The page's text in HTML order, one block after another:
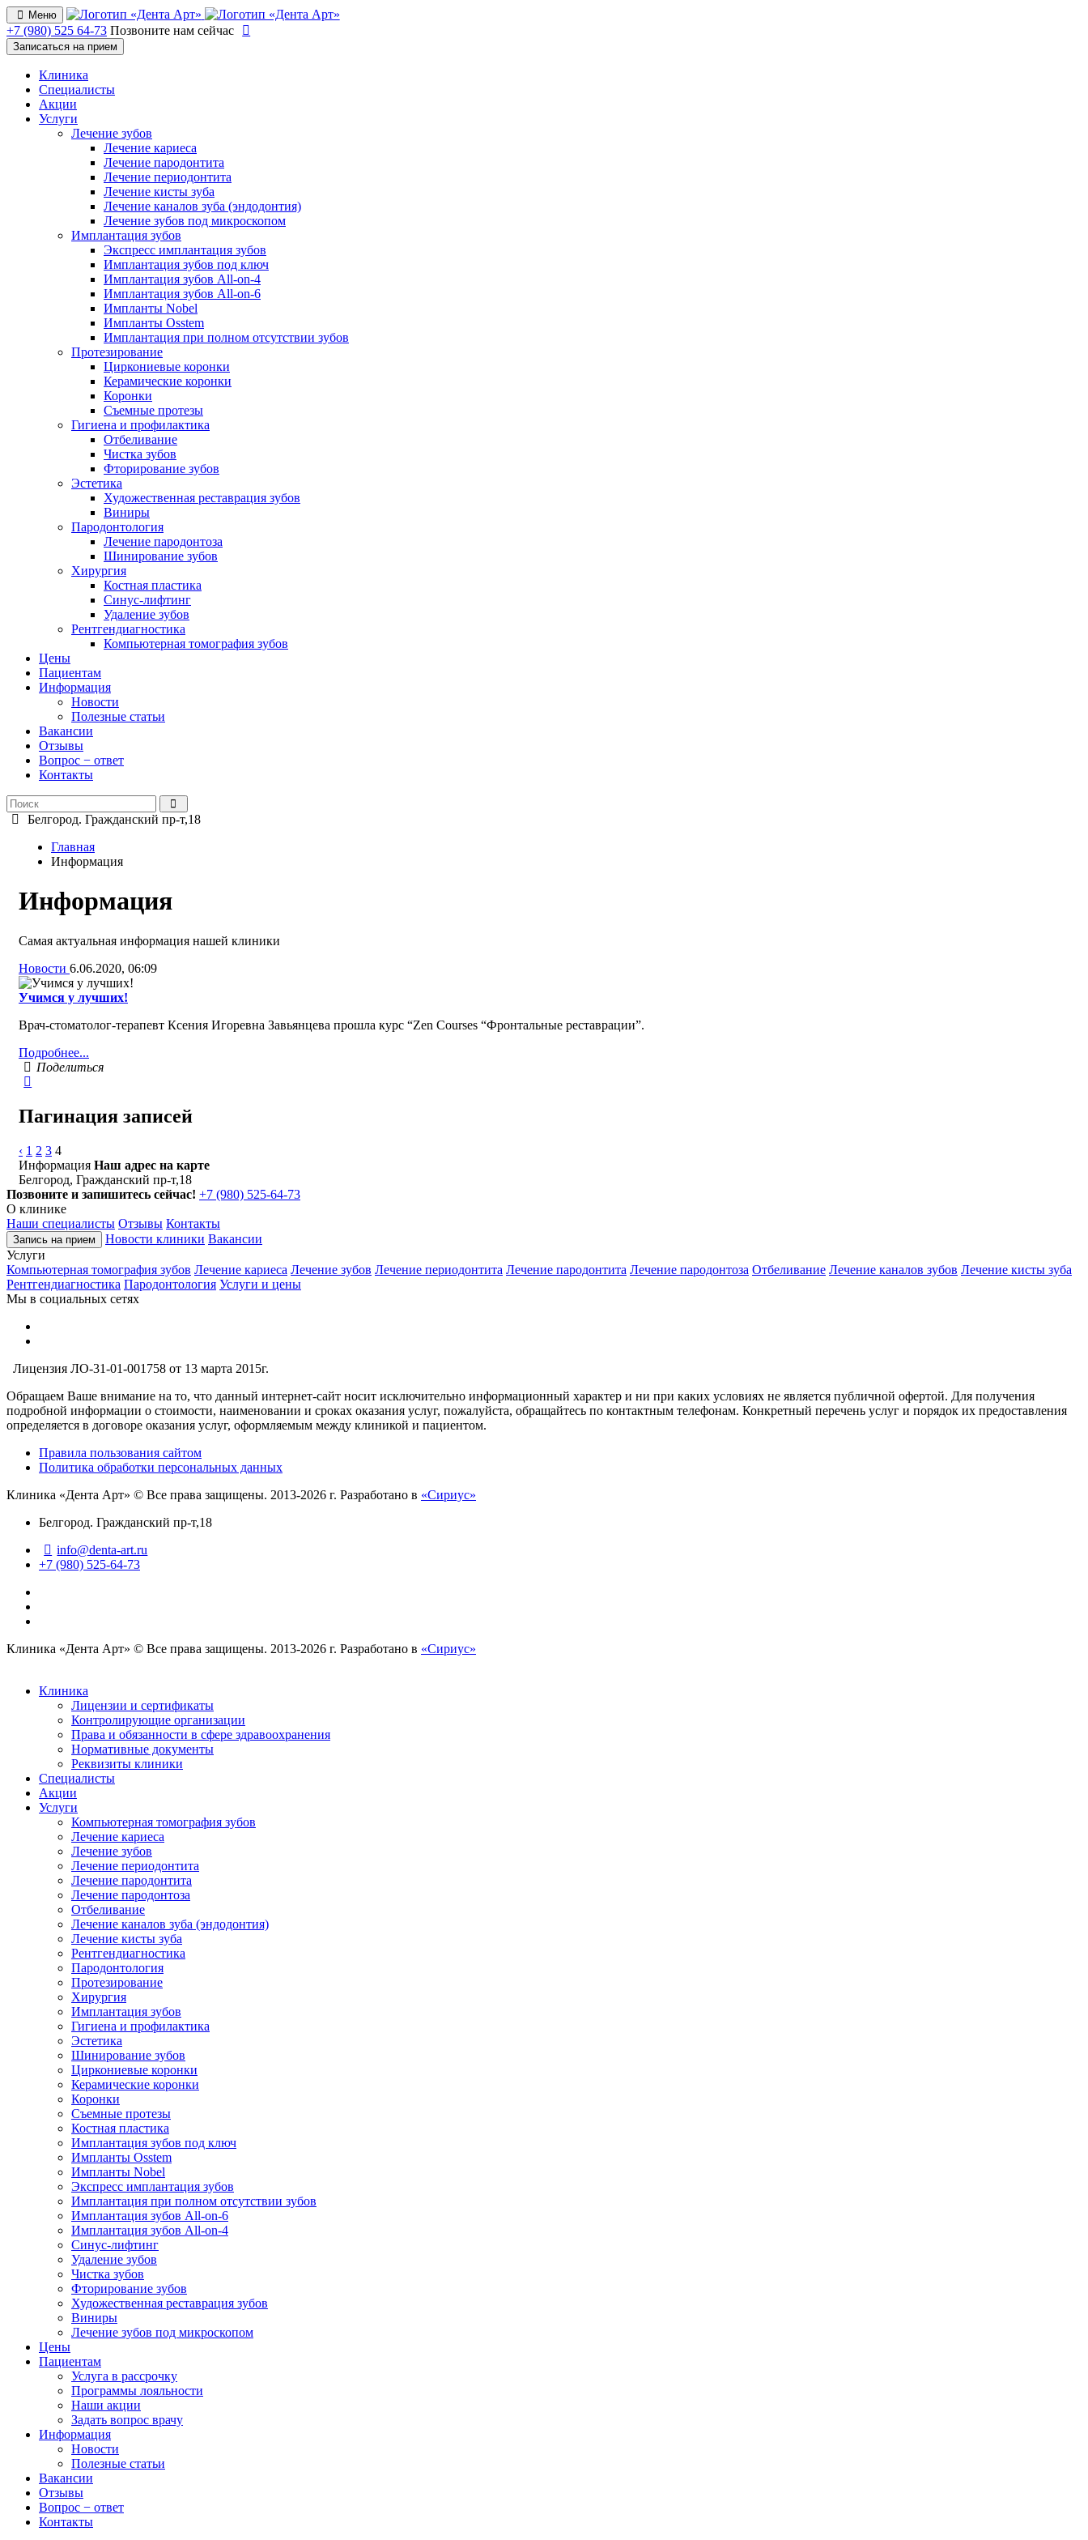
Меню
+7 (980) 525 64-73 Позвоните нам сейчас
Записаться на прием
Клиника
Специалисты
Акции
Услуги
Лечение зубов
Лечение кариеса
Лечение пародонтита
Лечение периодонтита
Лечение кисты зуба
Лечение каналов зуба (эндодонтия)
Лечение зубов под микроскопом
Имплантация зубов
Экспресс имплантация зубов
Имплантация зубов под ключ
Имплантация зубов All-on-4
Имплантация зубов All-on-6
Импланты Nobel
Импланты Osstem
Имплантация при полном отсутствии зубов
Протезирование
Циркониевые коронки
Керамические коронки
Коронки
Съемные протезы
Гигиена и профилактика
Отбеливание
Чистка зубов
Фторирование зубов
Эстетика
Художественная реставрация зубов
Виниры
Пародонтология
Лечение пародонтоза
Шинирование зубов
Хирургия
Костная пластика
Синус-лифтинг
Удаление зубов
Рентгендиагностика
Компьютерная томография зубов
Цены
Пациентам
Информация
Новости
Полезные статьи
Вакансии
Отзывы
Вопрос − ответ
Контакты
Белгород. Гражданский пр-т,18
Главная
Информация
Информация
Самая актуальная информация нашей клиники
Новости 6.06.2020, 06:09
Учимся у лучших!
Врач-стоматолог-терапевт Ксения Игоревна Завьянцева прошла курс “Zen Courses “Фронтальные реставрации”.
Подробнее...
Поделиться
Пагинация записей
‹ 1 2 3 4
Информация Наш адрес на карте
Белгород, Гражданский пр-т,18
Позвоните и запишитесь сейчас! +7 (980) 525-64-73
О клинике
Наши специалисты Отзывы Контакты
Запись на прием Новости клиники Вакансии
Услуги
Компьютерная томография зубов Лечение кариеса Лечение зубов Лечение периодонтита Лечение пародонтита Лечение пародонтоза Отбеливание Лечение каналов зубов Лечение кисты зуба
Рентгендиагностика Пародонтология Услуги и цены
Мы в социальных сетях
Лицензия ЛО-31-01-001758 от 13 марта 2015г.
Обращаем Ваше внимание на то, что данный интернет-сайт носит исключительно информационный характер и ни при каких условиях не является публичной офертой. Для получения
подробной информации о стоимости, наименовании и сроках оказания услуг, пожалуйста, обращайтесь по контактным телефонам. Конкретный перечень услуг и порядок их предоставления
определяется в договоре оказания услуг, оформляемым между клиникой и пациентом.
Правила пользования сайтом
Политика обработки персональных данных
Клиника «Дента Арт» © Все права защищены. 2013-2026 г. Разработано в «Сириус»
Белгород. Гражданский пр-т,18
info@denta-art.ru
+7 (980) 525-64-73
Клиника «Дента Арт» © Все права защищены. 2013-2026 г. Разработано в «Сириус»
Клиника
Лицензии и сертификаты
Контролирующие организации
Права и обязанности в сфере здравоохранения
Нормативные документы
Реквизиты клиники
Специалисты
Акции
Услуги
Компьютерная томография зубов
Лечение кариеса
Лечение зубов
Лечение периодонтита
Лечение пародонтита
Лечение пародонтоза
Отбеливание
Лечение каналов зуба (эндодонтия)
Лечение кисты зуба
Рентгендиагностика
Пародонтология
Протезирование
Хирургия
Имплантация зубов
Гигиена и профилактика
Эстетика
Шинирование зубов
Циркониевые коронки
Керамические коронки
Коронки
Съемные протезы
Костная пластика
Имплантация зубов под ключ
Импланты Osstem
Импланты Nobel
Экспресс имплантация зубов
Имплантация при полном отсутствии зубов
Имплантация зубов All-on-6
Имплантация зубов All-on-4
Синус-лифтинг
Удаление зубов
Чистка зубов
Фторирование зубов
Художественная реставрация зубов
Виниры
Лечение зубов под микроскопом
Цены
Пациентам
Услуга в рассрочку
Программы лояльности
Наши акции
Задать вопрос врачу
Информация
Новости
Полезные статьи
Вакансии
Отзывы
Вопрос − ответ
Контакты